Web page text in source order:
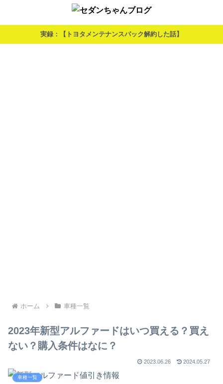
実録：【トヨタメンテナンスパック解約した話】
ホーム 車種一覧
2023年新型アルファードはいつ買える？買え
ない？購入条件はなに？
2023.06.26 2024.05.27
車種一覧